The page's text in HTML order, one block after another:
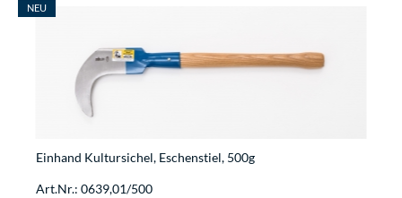
NEU
Einhand Kultursichel, Eschenstiel, 500g
Art.Nr.: 0639,01/500